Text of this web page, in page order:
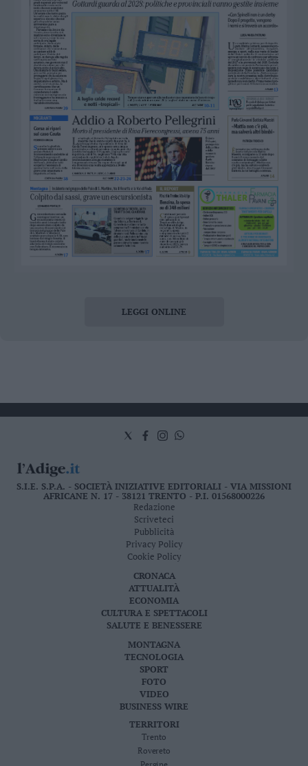
LEGGI ONLINE
S.I.E. S.P.A. - SOCIETÀ INIZIATIVE EDITORIALI - VIA MISSIONI
AFRICANE N. 17 - 38121 TRENTO - P.I. 01568000226
Redazione
Scriveteci
Pubblicità
Privacy Policy
Cookie Policy
CRONACA
ATTUALITÀ
ECONOMIA
CULTURA E SPETTACOLI
SALUTE E BENESSERE
MONTAGNA
TECNOLOGIA
SPORT
FOTO
VIDEO
BUSINESS WIRE
TERRITORI
Trento
Rovereto